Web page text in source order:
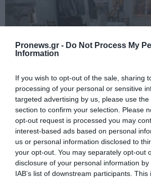
Pronews.gr - Do Not Process My
Information
If you wish to opt-out of the sale, sharing
processing of your personal or sensitive
targeted advertising by us, please use
section to confirm your selection. Please
opt-out request is processed you may
interest-based ads based on personal
us or personal information disclosed to
your opt-out. You may separately opt-out
disclosure of your personal information
IAB’s list of downstream participants.
PRONEWS.GR /ΚΟΙΝΩΝΙΑ
Εικόνες ντροπής στο
του Σωτήρος άγνωστοι
εκκλησάκι της
(φωτογραφίες)